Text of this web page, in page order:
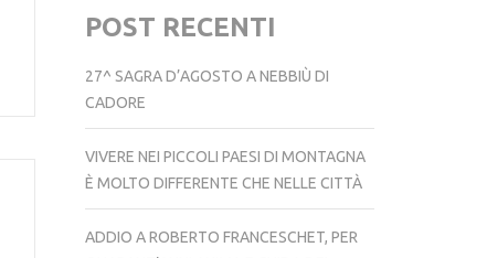
POST RECENTI
27^ SAGRA D’AGOSTO A NEBBIÙ DI
CADORE
VIVERE NEI PICCOLI PAESI DI MONTAGNA
È MOLTO DIFFERENTE CHE NELLE CITTÀ
ADDIO A ROBERTO FRANCESCHET, PER